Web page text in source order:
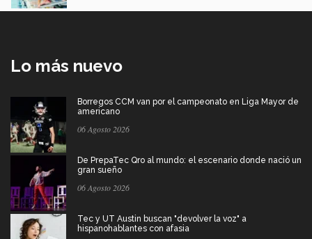
Lo más nuevo
Borregos CCM van por el campeonato en Liga Mayor de
americano
06 Agosto 2026
De PrepaTec Qro al mundo: el escenario donde nació un
gran sueño
06 Agosto 2026
Tec y UT Austin buscan "devolver la voz" a
hispanohablantes con afasia